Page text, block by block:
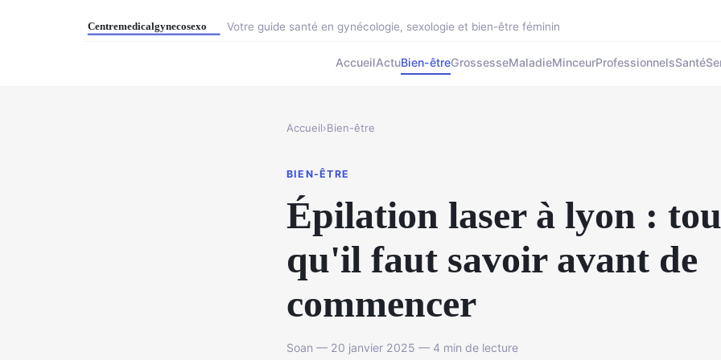
Votre guide santé en gynécologie, sexologie et bien-être féminin
AccueilActuBien-êtreGrossesseMaladieMinceurProfessionnelsSanté
Accueil›Bien-être
BIEN-ÊTRE
Épilation laser à lyon :
qu'il faut savoir avant de
commencer
Soan — 20 janvier 2025 — 4 min de lecture